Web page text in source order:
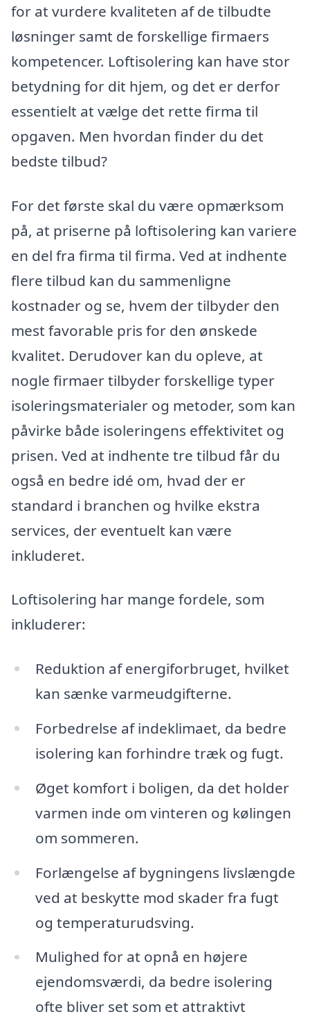
for at vurdere kvaliteten af de tilbudte
løsninger samt de forskellige firmaers
kompetencer. Loftisolering kan have stor
betydning for dit hjem, og det er derfor
essentielt at vælge det rette firma til
opgaven. Men hvordan finder du det
bedste tilbud?
For det første skal du være opmærksom
på, at priserne på loftisolering kan variere
en del fra firma til firma. Ved at indhente
flere tilbud kan du sammenligne
kostnader og se, hvem der tilbyder den
mest favorable pris for den ønskede
kvalitet. Derudover kan du opleve, at
nogle firmaer tilbyder forskellige typer
isoleringsmaterialer og metoder, som kan
påvirke både isoleringens effektivitet og
prisen. Ved at indhente tre tilbud får du
også en bedre idé om, hvad der er
standard i branchen og hvilke ekstra
services, der eventuelt kan være
inkluderet.
Loftisolering har mange fordele, som
inkluderer:
Reduktion af energiforbruget, hvilket
kan sænke varmeudgifterne.
Forbedrelse af indeklimaet, da bedre
isolering kan forhindre træk og fugt.
Øget komfort i boligen, da det holder
varmen inde om vinteren og kølingen
om sommeren.
Forlængelse af bygningens livslængde
ved at beskytte mod skader fra fugt
og temperaturudsving.
Mulighed for at opnå en højere
ejendomsværdi, da bedre isolering
ofte bliver set som et attraktivt